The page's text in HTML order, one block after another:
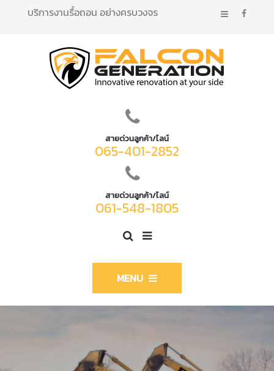
บริการงานรื้อถอน อย่างครบวงจร
สายด่วนลูกค้า/ไลน์
065-401-2852
สายด่วนลูกค้า/ไลน์
061-548-1805
MENU